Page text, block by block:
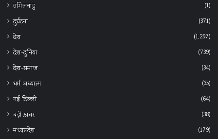
तमिलनाडु
(1)
दुर्घटना
(371)
देश
(1,297)
देश-दुनिया
(739)
देश-समाज
(34)
धर्म अध्यात्म
(35)
नई दिल्ली
(64)
बड़ी ख़बर
(38)
मध्यप्रदेश
(179)